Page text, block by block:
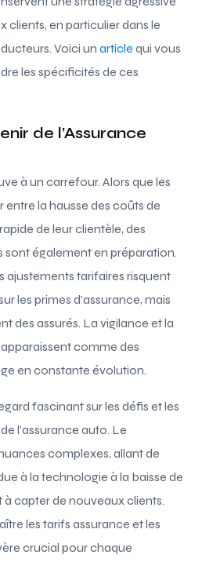
clients, en particulier dans le
Voici unarticle qui vous
les spécificités de ces
de l’Assurance
à un carrefour. Alors que les
entre la hausse des coûts de
de leur clientèle, des
également en préparation.
ajustements tarifaires risquent
les primes d’assurance, mais
des assurés. La vigilance et la
comme des
en constante évolution.
fascinant sur les défis et les
l’assurance auto. Le
complexes, allant de
à la technologie à la baisse de
capter de nouveaux clients.
les tarifs assurance et les
crucial pour chaque